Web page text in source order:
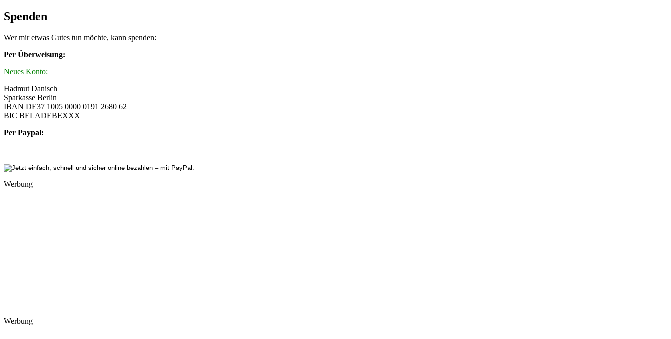
Spenden
Wer mir etwas Gutes tun möchte, kann spenden:
Per Überweisung:
Neues Konto:
Hadmut Danisch
Sparkasse Berlin
IBAN DE37 1005 0000 0191 2680 62
BIC BELADEBEXXX
Per Paypal:
Werbung
Werbung